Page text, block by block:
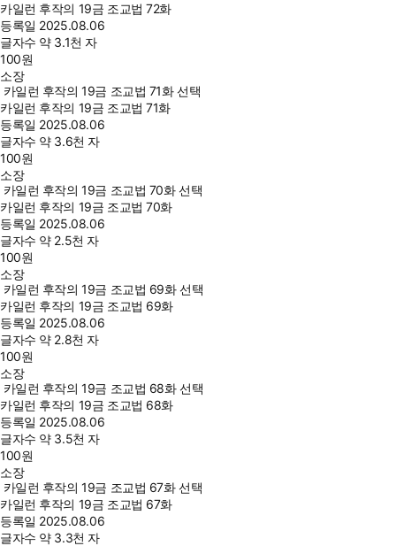
카일런 후작의 19금 조교법 72화
등록일 2025.08.06
글자수 약 3.1천 자
100원
소장
카일런 후작의 19금 조교법 71화 선택
카일런 후작의 19금 조교법 71화
등록일 2025.08.06
글자수 약 3.6천 자
100원
소장
카일런 후작의 19금 조교법 70화 선택
카일런 후작의 19금 조교법 70화
등록일 2025.08.06
글자수 약 2.5천 자
100원
소장
카일런 후작의 19금 조교법 69화 선택
카일런 후작의 19금 조교법 69화
등록일 2025.08.06
글자수 약 2.8천 자
100원
소장
카일런 후작의 19금 조교법 68화 선택
카일런 후작의 19금 조교법 68화
등록일 2025.08.06
글자수 약 3.5천 자
100원
소장
카일런 후작의 19금 조교법 67화 선택
카일런 후작의 19금 조교법 67화
등록일 2025.08.06
글자수 약 3.3천 자